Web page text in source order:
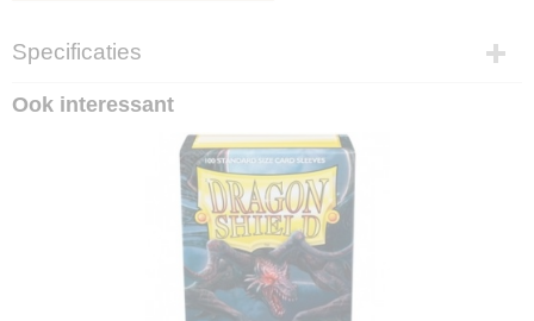
Specificaties
EAN code
Ook interessant